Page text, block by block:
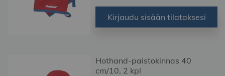
Kirjaudu sisään tilataksesi
Hothand-paistokinnas 40
cm/10, 2 kpl